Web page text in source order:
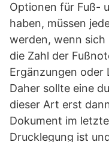
Optionen für Fuß-
haben, müssen
werden, wenn sich
die Zahl der
Ergänzungen oder
Daher sollte eine
dieser Art erst
Dokument im
Drucklegung ist